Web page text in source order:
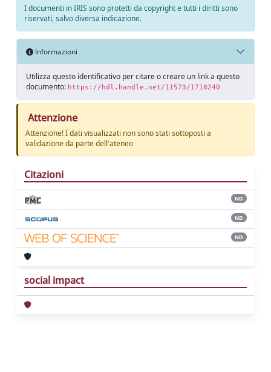
I documenti in IRIS sono protetti da copyright e tutti i diritti sono
riservati, salvo diversa indicazione.
Informazioni
Utilizza questo identificativo per citare o creare un link a questo
documento: https://hdl.handle.net/11573/1718240
Attenzione
Attenzione! I dati visualizzati non sono stati sottoposti a
validazione da parte dell'ateneo
Citazioni
ND
ND
ND
social impact